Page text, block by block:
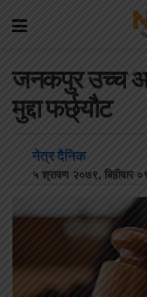
जनकपुर उच्च
मुद्दा फर्छ्याैट
नेत्र दैनिक
५ श्रावण २०७९, बिहीबार